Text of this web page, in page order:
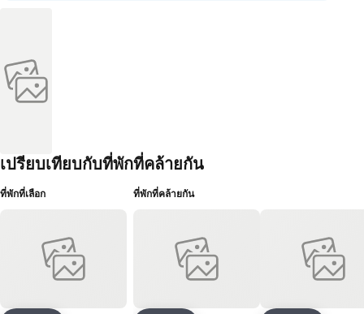
เปรียบเทียบกับที่พักที่คล้ายกัน
ที่พักที่เลือก ที่พักที่คล้ายกัน